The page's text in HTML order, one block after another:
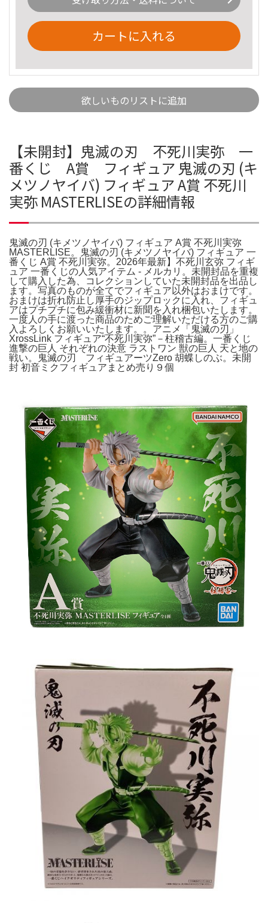
カートに入れる
欲しいものリストに追加
【未開封】鬼滅の刃 不死川実弥 一
番くじ A賞 フィギュア 鬼滅の刃 (キ
メツノヤイバ) フィギュア A賞 不死川
実弥 MASTERLISEの詳細情報
鬼滅の刃 (キメツノヤイバ) フィギュア A賞 不死川実弥
MASTERLISE。鬼滅の刃 (キメツノヤイバ) フィギュア 一
番くじ A賞 不死川実弥。2026年最新】不死川玄弥 フィギ
ュア 一番くじの人気アイテム - メルカリ。未開封品を重複
して購入した為、コレクションしていた未開封品を出品し
ます。写真のものが全てでフィギュア以外はおまけです。
おまけは折れ防止し厚手のジップロックに入れ、フィギュ
アはプチプチに包み緩衝材に新聞を入れ梱包いたします。
一度人の手に渡った商品のためご理解いただける方のご購
入よろしくお願いいたします。。アニメ「鬼滅の刃」
XrossLink フィギュア“不死川実弥”－柱稽古編。一番くじ
進撃の巨人 それぞれの決意 ラストワン 獣の巨人 天と地の
戦い。鬼滅の刃 フィギュアーツZero 胡蝶しのぶ。未開
封 初音ミクフィギュアまとめ売り９個